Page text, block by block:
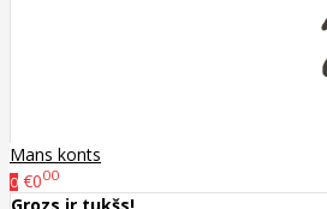
Mans konts
0 €000
Grozs ir tukšs!